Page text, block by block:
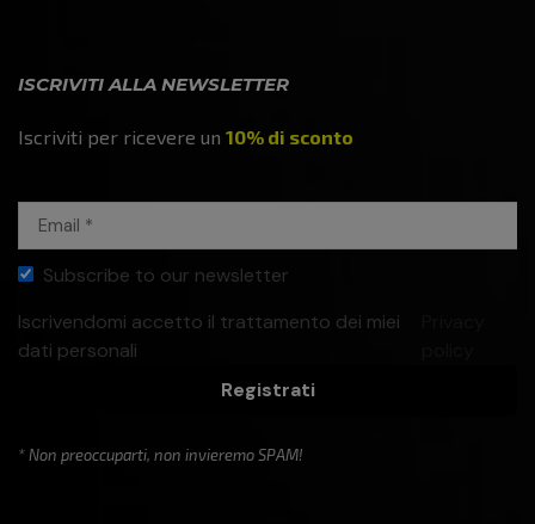
ISCRIVITI ALLA NEWSLETTER
Iscriviti per ricevere un 10% di sconto
Subscribe to our newsletter
Iscrivendomi accetto il trattamento dei miei
dati personali
Registrati
* Non preoccuparti, non invieremo SPAM!